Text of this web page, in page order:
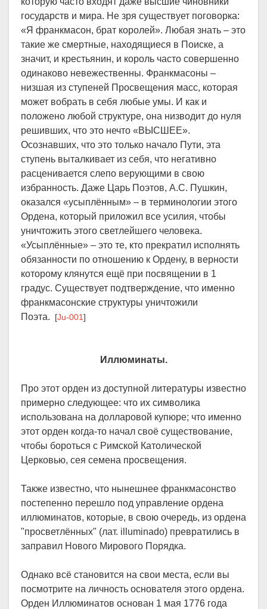
государств и мира. Не зря существует поговорка:
«Я франкмасон, брат королей». Любая знать – это
такие же смертные, находящиеся в Поиске, а
значит, и крестьянин, и король часто совершенно
одинаково невежественны. Франкмасоны –
низшая из ступеней Просвещения масс, которая
может вобрать в себя любые умы. И как и
положено любой структуре, она низводит до нуля
решивших, что это нечто «ВЫСШЕЕ».
Осознавших, что это только начало Пути, эта
ступень выталкивает из себя, что негативно
расценивается слепо верующими в свою
избранность. Даже Царь Поэтов, А.С. Пушкин,
оказался «усыплённым» – в терминологии этого
Ордена, который приложил все усилия, чтобы
уничтожить этого светлейшего человека.
«Усыплённые» – это те, кто прекратил исполнять
обязанности по отношению к Ордену, в верности
которому клянутся ещё при посвящении в 1
градус. Существует подтверждение, что именно
франкмасонские структуры уничтожили
Поэта. [Ju-001]
Иллюминаты.
Про этот орден из доступной литературы известно
примерно следующее: что их символика
использована на долларовой купюре; что именно
этот орден когда-то начал своё существование,
чтобы бороться с Римской Католической
Церковью, сея семена просвещения.
Также известно, что нынешнее франкмасонство
постепенно перешло под управление ордена
иллюминатов, которые, в свою очередь, из ордена
"просветлённых" (лат. illuminado) превратились в
заправил Нового Мирового Порядка.
Однако всё становится на свои места, если вы
посмотрите на личность основателя этого ордена.
Орден Иллюминатов основан 1 мая 1776 года